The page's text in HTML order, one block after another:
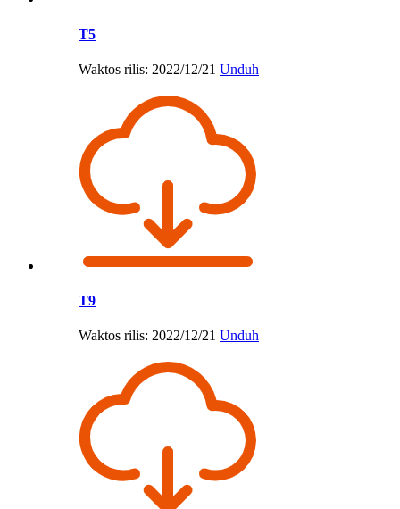
T5
Waktos rilis: 2022/12/21 Unduh
T9
Waktos rilis: 2022/12/21 Unduh